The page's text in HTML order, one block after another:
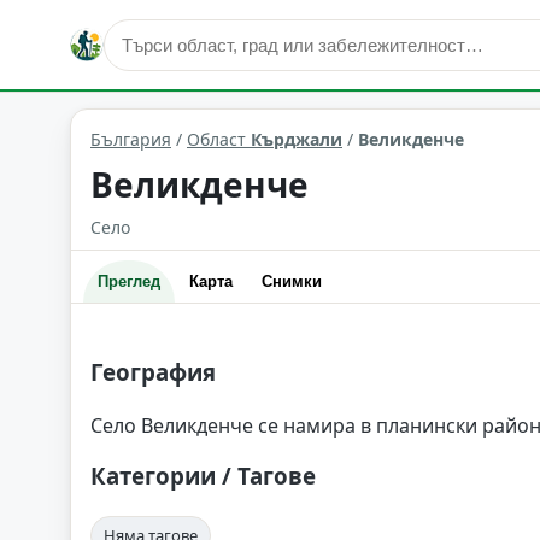
Великденче Област: Кърджали
България / Област Кърджали / Великденче
Великденче
Село
Преглед Карта Снимки
География
Село Великденче се намира в планински
Категории / Тагове
Няма тагове